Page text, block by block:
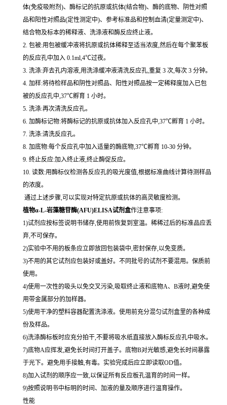
体(免疫吸附剂)、酶标记的抗原或抗体(结合物)、酶的底物、阴性对照
品和阳性对照品(定性测定中)、参考标准品和控制血清(定量测定中)、
结合物及标本的稀释液、洗涤液和酶反应终止液。
2. 包被:用包被缓冲液将抗原或抗体稀释至适当浓度,然后在每个聚苯板
的反应孔中加入 0.1ml,4℃过夜。
3. 洗涤:弃去孔内溶液,用洗涤缓冲液清洗反应孔,重复 3 次,每次 3 分钟。
4. 加样:将待检样品和阴性对照品、阳性对照品按一定稀释度加入已包
被的反应孔中,37℃孵育 1 小时。
5. 洗涤:再次清洗反应孔。
6. 加酶标记物:将酶标记的抗原或抗体加入反应孔中,37℃孵育 1 小时。
7. 洗涤:清洗反应孔。
8. 加底物:每个反应孔中加入适量的酶底物,37℃孵育 10-30 分钟。
9. 终止反应:加入终止液,终止酶促反应。
10. 读数:用酶标仪检测各反应孔的吸光度值,根据标准曲线计算待测样品
的浓度。
通过上述步骤,可以实现对特定抗原或抗体的高灵敏度检测。
植物α-L-岩藻糖苷酶(AFU)ELISA试剂盒作注意事项:
1)试剂应按标签说明书储存,使用前恢复到室温。稀稀过后的标准品应丢
弃,不可保存。
2)实验中不用的板条应立即放回包装袋中,密封保存,以免变质。
3)不用的其它试剂应包装好或盖好。不同批号的试剂不要混用。保质前
使用。
4)使用一次性的吸头以免交叉污染,吸取终止液和底物A、B液时,避免使
用带金属部分的加样器。
5)使用干净的塑料容器配置洗涤液。使用前充分混匀试剂盒里的各种成
份及样品。
6)洗涤酶标板时应充分拍干,不要将吸水纸直接放入酶标反应孔中吸水。
7)底物A应挥发,避免长时间打开盖子。底物B对光敏感,避免长时间暴露
于光下。避免用手接触,有毒。实验完成后应立即读取OD值。
8)加入试剂的顺序应一致,以保证所有反应板孔温育的时间一样。
9)按照说明书中标明的时间、加液的量及顺序进行温育操作。
性能